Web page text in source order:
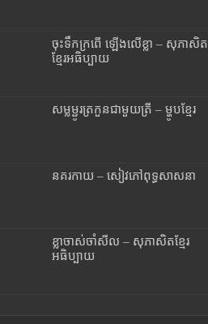
ចុះទឹកក្រពើ ឡើងលើខ្លា – សុភាសិត
ខ្មែរអធិប្បាយ
សម្លម្ជូរត្រកួនជាមួយត្រី – ម្ហូបខ្មែរ
នគរកាយ – សៀវភៅពុទ្ធសាសនា
ខ្លាចាស់ចាំសីល – សុភាសិតខ្មែរ
អធិប្បាយ